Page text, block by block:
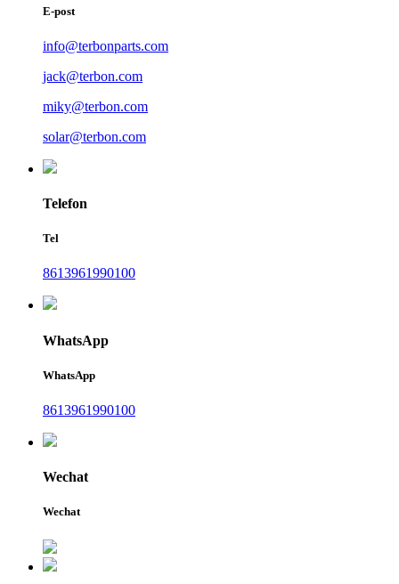
E-post
info@terbonparts.com
jack@terbon.com
miky@terbon.com
solar@terbon.com
Telefon
Tel
8613961990100
WhatsApp
WhatsApp
8613961990100
Wechat
Wechat